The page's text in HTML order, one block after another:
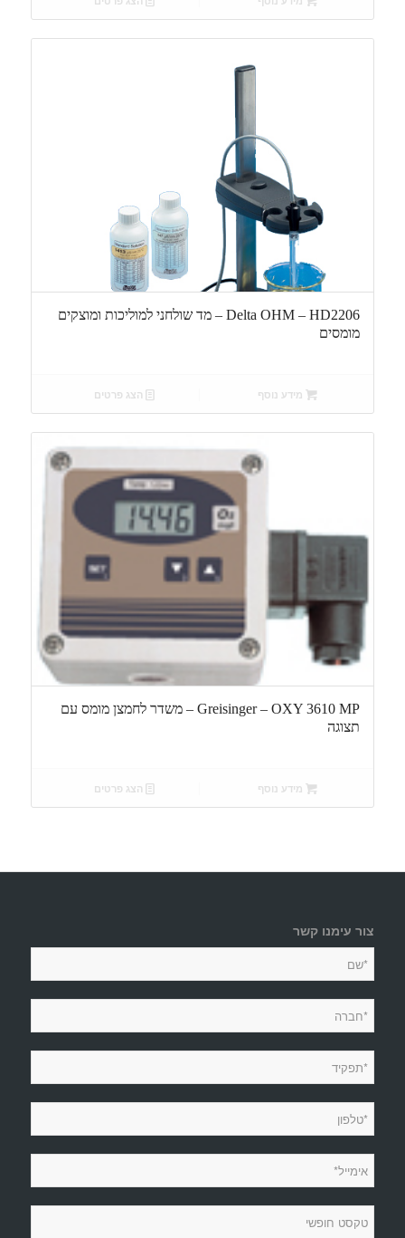
Delta OHM – HD2206 – מד שולחני למוליכות ומוצקים
מומסים
מידע נוסף הצג פרטים
Greisinger – OXY 3610 MP – משדר לחמצן מומס עם
תצוגה
מידע נוסף הצג פרטים
צור עימנו קשר